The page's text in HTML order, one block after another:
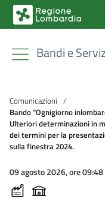
Bandi e
Comunicazioni /
Bando “Ognigiorno
Ulteriori determinazioni in
dei termini per la
sulla finestra 2024.
09 agosto 2026, ore 09:48